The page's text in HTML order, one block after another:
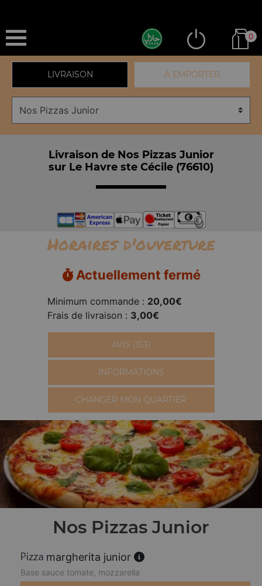
0
LIVRAISON A EMPORTER
Livraison de Nos Pizzas Junior
sur Le Havre ste Cécile (76610)
Horaires d'ouverture
Actuellement fermé
Minimum commande : 20,00€
Frais de livraison : 3,00€
AVIS (153)
INFORMATIONS
CHANGER MON QUARTIER
Nos Pizzas Junior
margherita junior
Base sauce tomate, mozzarella